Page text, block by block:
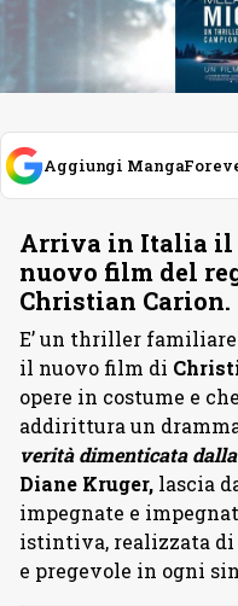
Aggiungi
Arriva in Italia
nuovo film del
Christian Carion.
E’ un thriller
il nuovo film di
opere in costume e
addirittura un
verità dimenticata
Diane Kruger, lascia
impegnate e
istintiva, realizzata
e pregevole in ogni